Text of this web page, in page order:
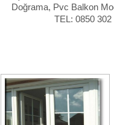
Doğrama, Pvc Balkon
TEL: 0850